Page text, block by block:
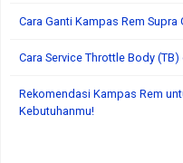
Cara Ganti Kampas Rem Supra
Cara Service Throttle Body
Rekomendasi Kampas Rem
Kebutuhanmu!